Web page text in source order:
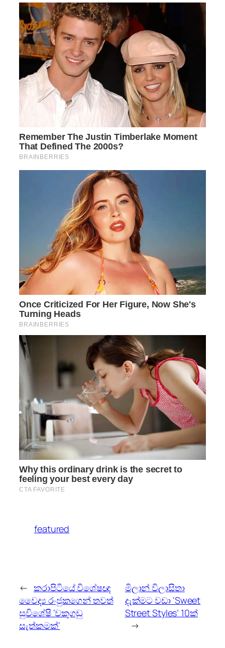
featured
← කරාපිටියේ විශේෂඥ
වෛද්‍ය රංජුකගෙන් තවත්
සුවිශේෂි ‘වකුගඩු
සැත්කමක්‘
මිලාන් විලාසිතා
දැක්මට වඩා ‘Sweet
Street Styles’ 10ක්
→